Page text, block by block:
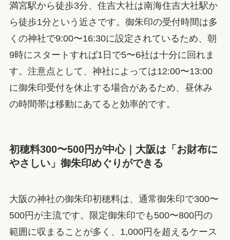
満宮駅から徒歩3分、住吉大社は南海住吉大社駅か
ら徒歩1分という近さです。御朱印の受付時間は多
くの神社で9:00〜16:30に設定されているため、朝
9時にスタートすれば1日で5〜6社は十分に回れま
す。注意点として、神社によっては12:00〜13:00
に御朱印受付を休止する場合があるため、昼休み
の時間帯は移動にあてると効率的です。
初穂料300〜500円が中心｜大阪は「お財布に
やさしい」御朱印めぐりができる
大阪の神社の御朱印初穂料は、通常御朱印で300〜
500円が主流です。限定御朱印でも500〜800円の
範囲に収まることが多く、1,000円を超えるケース